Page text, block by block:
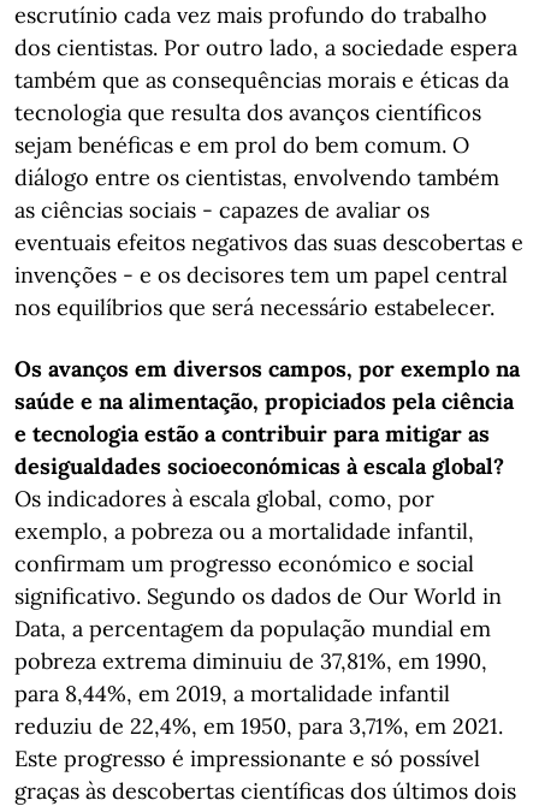
escrutínio cada vez mais profundo do trabalho
dos cientistas. Por outro lado, a sociedade espera
também que as consequências morais e éticas da
tecnologia que resulta dos avanços científicos
sejam benéficas e em prol do bem comum. O
diálogo entre os cientistas, envolvendo também
as ciências sociais - capazes de avaliar os
eventuais efeitos negativos das suas descobertas e
invenções - e os decisores tem um papel central
nos equilíbrios que será necessário estabelecer.
Os avanços em diversos campos, por exemplo na
saúde e na alimentação, propiciados pela ciência
e tecnologia estão a contribuir para mitigar as
desigualdades socioeconómicas à escala global?
Os indicadores à escala global, como, por
exemplo, a pobreza ou a mortalidade infantil,
confirmam um progresso económico e social
significativo. Segundo os dados de Our World in
Data, a percentagem da população mundial em
pobreza extrema diminuiu de 37,81%, em 1990,
para 8,44%, em 2019, a mortalidade infantil
reduziu de 22,4%, em 1950, para 3,71%, em 2021.
Este progresso é impressionante e só possível
graças às descobertas científicas dos últimos dois